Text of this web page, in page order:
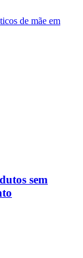
de mãe em
sem